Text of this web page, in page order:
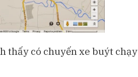
thấy có chuyến xe buýt chạy